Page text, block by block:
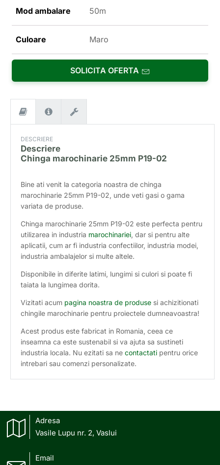
Mod ambalare 50m
Culoare Maro
SOLICITA OFERTA
DESCRIERE
Descriere
Chinga marochinarie 25mm P19-02
Bine ati venit la categoria noastra de chinga
marochinarie 25mm P19-02, unde veti gasi o gama
variata de produse.
Chinga marochinarie 25mm P19-02 este perfecta pentru
utilizarea in industria marochinariei, dar si pentru alte
aplicatii, cum ar fi industria confectiilor, industria modei,
industria ambalajelor si multe altele.
Disponibile in diferite latimi, lungimi si culori si poate fi
taiata la lungimea dorita.
Vizitati acum pagina noastra de produse si achizitionati
chingile marochinarie pentru proiectele dumneavoastra!
Acest produs este fabricat in Romania, ceea ce
inseamna ca este sustenabil si va ajuta sa sustineti
industria locala. Nu ezitati sa necontactati pentru orice
intrebari sau comenzi personalizate.
Adresa
Vasile Lupu nr. 2, Vaslui
Email